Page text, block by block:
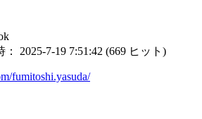
2025-7-19 7:51:42 (669 ヒット )
fumitoshi.yasuda/